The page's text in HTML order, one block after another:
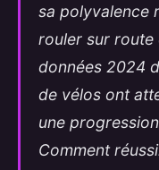
sa polyvalence
rouler sur route
données 2024
de vélos ont
une
Comment